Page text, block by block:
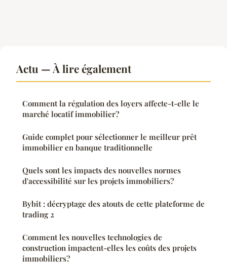
Actu — À lire également
Comment la régulation des loyers affecte-t-elle le
marché locatif immobilier?
Guide complet pour sélectionner le meilleur prêt
immobilier en banque traditionnelle
Quels sont les impacts des nouvelles normes
d'accessibilité sur les projets immobiliers?
Bybit : décryptage des atouts de cette plateforme de
trading 2
Comment les nouvelles technologies de
construction impactent-elles les coûts des projets
immobiliers?